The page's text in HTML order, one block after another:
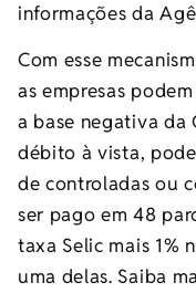
informações da
Com esse
as empresas
a base negativa da
débito à vista,
de controladas ou
ser pago em 48
taxa Selic mais 1%
uma delas. Saiba